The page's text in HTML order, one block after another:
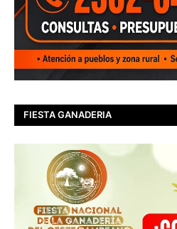
FIESTA GANADERIA